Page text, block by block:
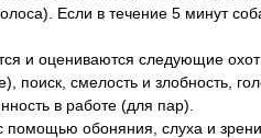
Если в течение 5 минут
и оцениваются следующие
поиск, смелость и злобность,
в работе (для пар).
помощью обоняния, слуха и